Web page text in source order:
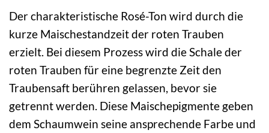
Der charakteristische Rosé-Ton wird durch die
kurze Maischestandzeit der roten Trauben
erzielt. Bei diesem Prozess wird die Schale der
roten Trauben für eine begrenzte Zeit den
Traubensaft berühren gelassen, bevor sie
getrennt werden. Diese Maischepigmente geben
dem Schaumwein seine ansprechende Farbe und